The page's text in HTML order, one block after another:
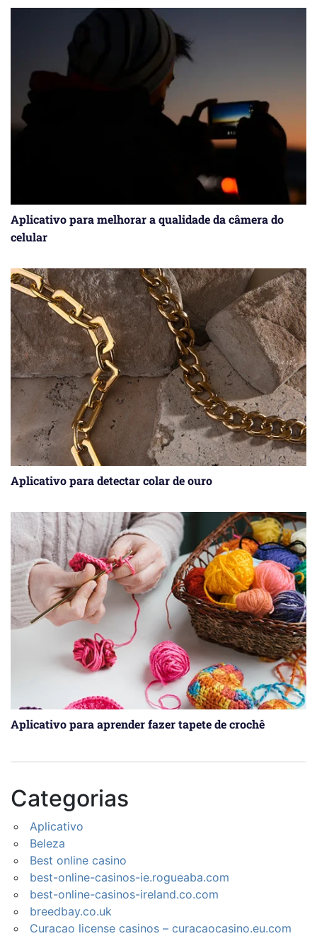
Aplicativo para melhorar a qualidade da câmera do
celular
Aplicativo para detectar colar de ouro
Aplicativo para aprender fazer tapete de crochê
Categorias
Aplicativo
Beleza
Best online casino
best-online-casinos-ie.rogueaba.com
best-online-casinos-ireland.co.com
breedbay.co.uk
Curacao license casinos – curacaocasino.eu.com